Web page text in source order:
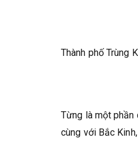
Thành phố Trùng
Từng là một phần
cùng với Bắc